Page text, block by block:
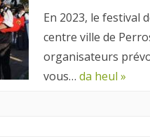
En 2023, le festival
centre ville de
organisateurs
vous… da heul »